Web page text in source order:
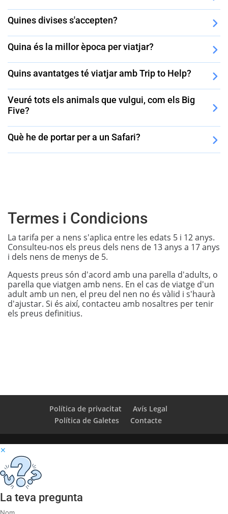
Quines divises s'accepten?
Quina és la millor època per viatjar?
Quins avantatges té viatjar amb Trip to Help?
Veuré tots els animals que vulgui, com els Big
Five?
Què he de portar per a un Safari?
Termes i Condicions
La tarifa per a nens s'aplica entre les edats 5 i 12 anys.
Consulteu-nos els preus dels nens de 13 anys a 17 anys
i dels nens de menys de 5.
Aquests preus són d'acord amb una parella d'adults, o
parella que viatgen amb nens. En el cas de viatge d'un
adult amb un nen, el preu del nen no és vàlid i s'haurà
d'ajustar. Si és així, contacteu amb nosaltres per tenir
els preus definitius.
Política de privacitat
Avís Legal
Política de Galetes
Contacte
✕
La teva pregunta